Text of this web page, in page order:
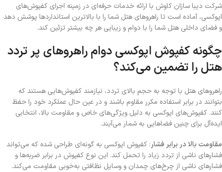
شرکت دیبا سازان کاوش با ارائه خدمات حرفه‌ای در زمینه اجرای کفپوش‌های
اپوکسی، آماده است تا راهروهای هتل شما را با بالاترین استانداردها پوشش دهد
و فضای داخلی هتل شما را با دوام و زیبایی هر چه بیشتر تزئین کند.
چگونه کفپوش اپوکسی دوام راهروهای پر تردد
هتل را تضمین می‌کند؟
راهروهای هتل با توجه به حجم بالای تردد، نیازمند کفپوش‌هایی هستند که
بتوانند در برابر استفاده مکرر مقاوم باشند و در عین حال عملکرد خود را حفظ
کنند. کفپوش‌های اپوکسی به دلیل ویژگی‌های خاص و مقاومت بالا، انتخابی
ایده‌آل برای چنین فضاهایی به شمار می‌آیند.
مقاومت بالا در برابر فشار: کفپوش اپوکسی به گونه‌ای طراحی شده که می‌تواند
فشارهای ناشی از تردد زیاد را تحمل کند. این نوع کفپوش در برابر ضربه‌ها و
فشارهای ناشی از چرخ‌های چمدان و وسایل نظافتی به‌خوبی مقاومت می‌کند.